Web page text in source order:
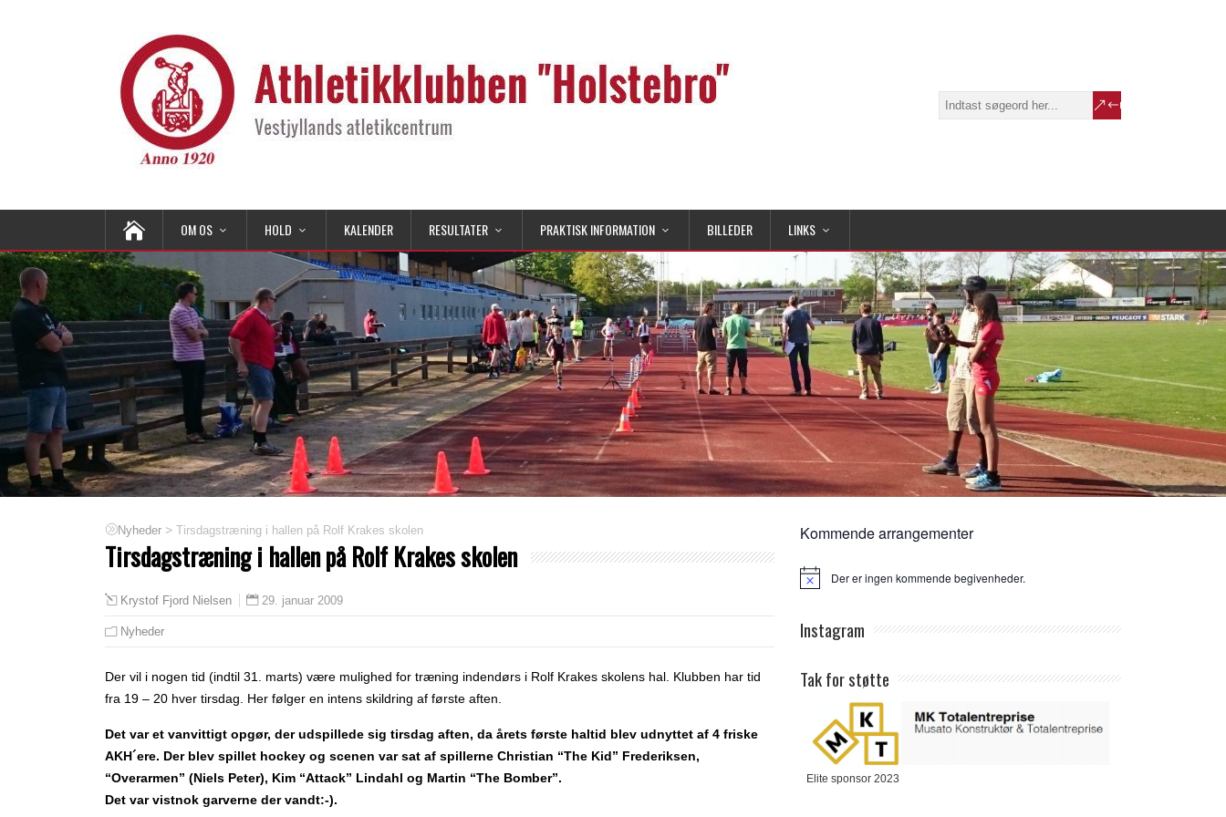
OM OS HOLD KALENDER RESULTATER PRAKTISK INFORMATION BILLEDER LINKS
Nyheder > Tirsdagstræning i hallen på Rolf Krakes skolen
Tirsdagstræning i hallen på Rolf Krakes skolen
Krystof Fjord Nielsen 29. januar 2009
Nyheder
Der vil i nogen tid (indtil 31. marts) være mulighed for træning indendørs i Rolf Krakes skolens hal. Klubben har tid
fra 19 – 20 hver tirsdag. Her følger en intens skildring af første aften.
Det var et vanvittigt opgør, der udspillede sig tirsdag aften, da årets første haltid blev udnyttet af 4 friske
AKH´ere. Der blev spillet hockey og scenen var sat af spillerne Christian “The Kid” Frederiksen,
“Overarmen” (Niels Peter), Kim “Attack” Lindahl og Martin “The Bomber”.
Det var vistnok garverne der vandt:-).
Kommende arrangementer
Notice Der er ingen kommende begivenheder.
Instagram
Tak for støtte
Elite sponsor 2023